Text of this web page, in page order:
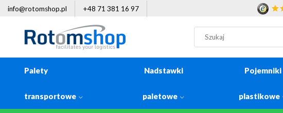
info@rotomshop.pl +48 71 381 16 97
Palety
transportowe
Nadstawki
paletowe
Pojemniki
plastikowe